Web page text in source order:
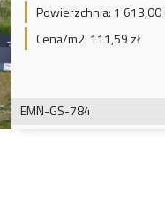
Powierzchnia: 1 613,00
Cena/m2: 111,59 zł
EMN-GS-784